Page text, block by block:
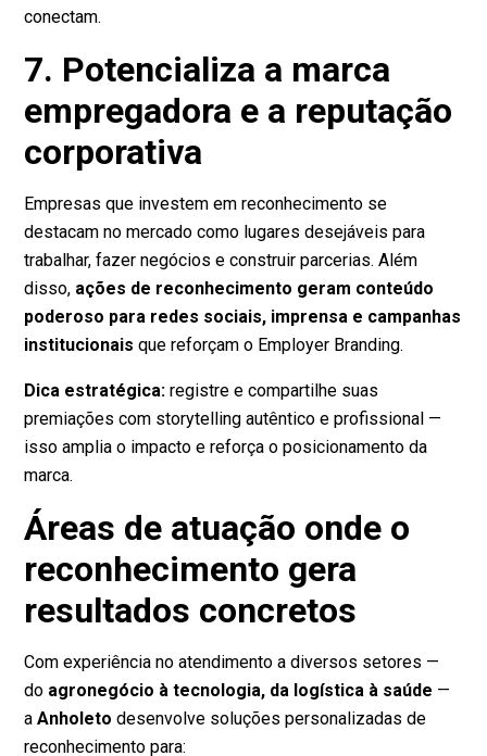
conectam.
7. Potencializa a marca
empregadora e a reputação
corporativa
Empresas que investem em reconhecimento se
destacam no mercado como lugares desejáveis para
trabalhar, fazer negócios e construir parcerias. Além
disso, ações de reconhecimento geram conteúdo
poderoso para redes sociais, imprensa e campanhas
institucionais que reforçam o Employer Branding.
Dica estratégica: registre e compartilhe suas
premiações com storytelling autêntico e profissional —
isso amplia o impacto e reforça o posicionamento da
marca.
Áreas de atuação onde o
reconhecimento gera
resultados concretos
Com experiência no atendimento a diversos setores —
do agronegócio à tecnologia, da logística à saúde —
aAnholeto desenvolve soluções personalizadas de
reconhecimento para: